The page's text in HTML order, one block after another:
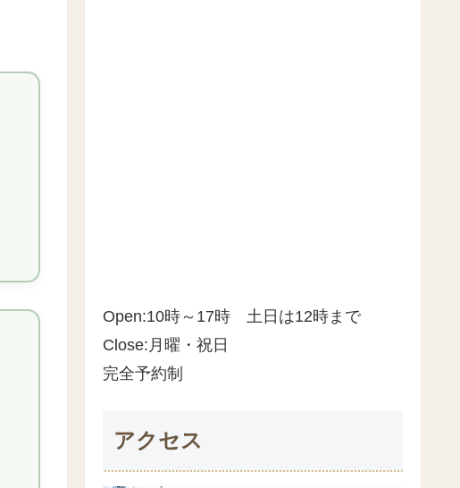
Open:10時～17時 土日は12時まで
Close:月曜・祝日
完全予約制
アクセス